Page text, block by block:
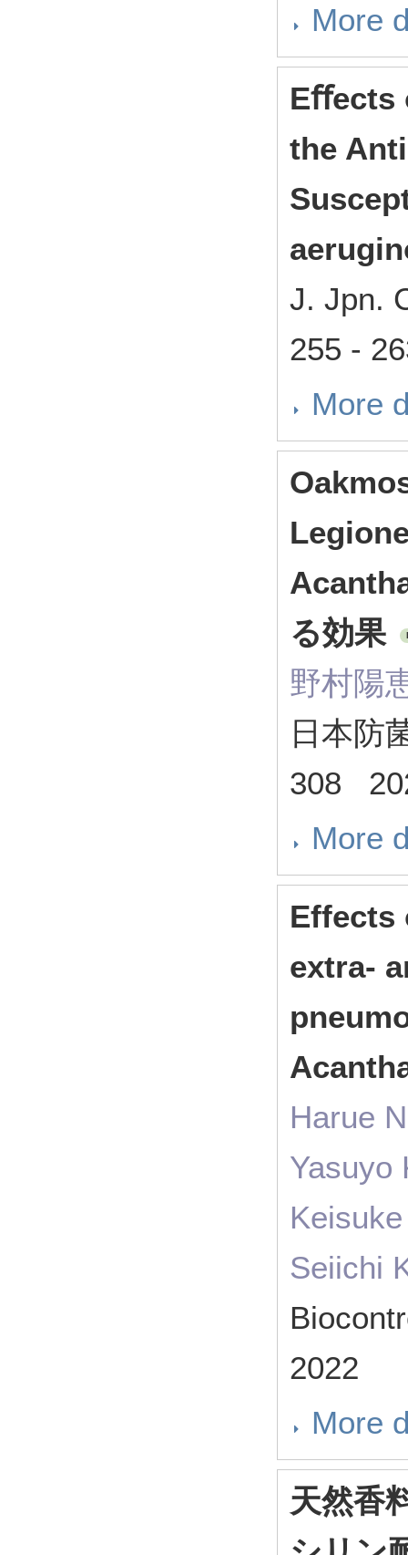
More
Eﬀects
the
J. Jpn.
255 -
More
る効果
野村陽
日本防
308
More
Effects
extra-
Harue
Yasuyo
Seiichi
2022
More
天然香